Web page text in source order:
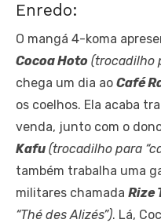
Enredo:
O mangá 4-koma
Cocoa Hoto (trocadilho
chega um dia ao Café
os coelhos. Ela acaba
venda, junto com o
Kafu (trocadilho para
também trabalha uma
militares chamada Rize
“Thé des Alizés”). Lá,